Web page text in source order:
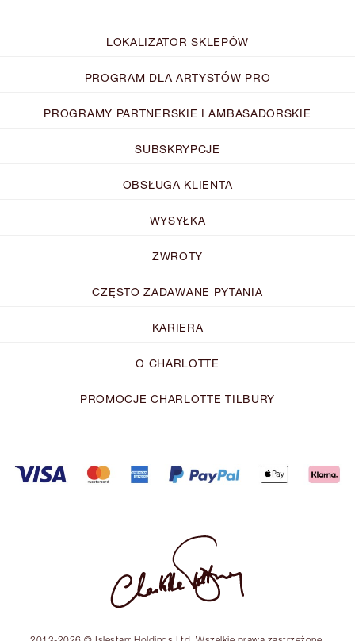
LOKALIZATOR SKLEPÓW
PROGRAM DLA ARTYSTÓW PRO
PROGRAMY PARTNERSKIE I AMBASADORSKIE
SUBSKRYPCJE
OBSŁUGA KLIENTA
WYSYŁKA
ZWROTY
CZĘSTO ZADAWANE PYTANIA
KARIERA
O CHARLOTTE
PROMOCJE CHARLOTTE TILBURY